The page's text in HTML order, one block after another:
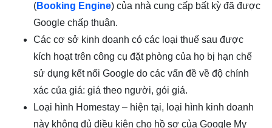
(Booking Engine) của nhà cung cấp bất kỳ đã được
Google chấp thuận.
Các cơ sở kinh doanh có các loại thuế sau được
kích hoạt trên công cụ đặt phòng của họ bị hạn chế
sử dụng kết nối Google do các vấn đề về độ chính
xác của giá: giá theo người, gói giá.
Loại hình Homestay – hiện tại, loại hình kinh doanh
này không đủ điều kiện cho hồ sơ của Google My